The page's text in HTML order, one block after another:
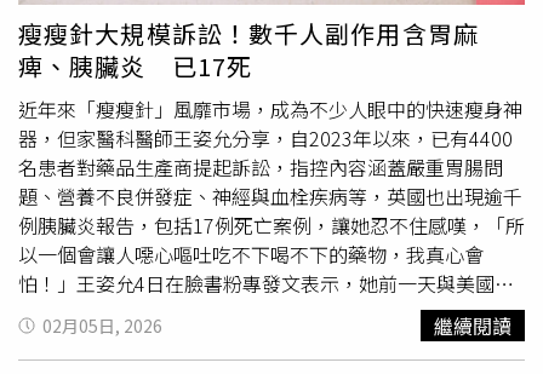
至於肺部疾病患者，在咳嗽甚至是呼吸困難，肺癌或是肺結
核則多有咳嗽，皆需要使用Ｘ光或是肺功能檢查肺活量來確
認。心血管：心臟及大動脈、肺動脈心血管的疾病大多數患
者都有三高疾病（血壓、血糖、血脂高），也是大家較為害
怕的狀況，洪毓棋指出，心血管疾病造成的胸痛，可以分為
下列幾種情形心肌梗塞或狹窄：主要為左胸口到左臂有胸悶
壓迫感、綁綁地、擠壓感（不太是痛的感覺），最主要是在
運動或勞動時產生（或是在半夜，清晨休息時突然發作則與
運動無關），合併有噁心盜汗的感覺，休息一下會緩解。心
臟方面得安排許多檢查才能確認到底是哪種問題，較為基本
的檢查為：抽血檢測心肌酵素、心電圖、Ｘ光、心臟超音
波、跑步心電圖；是否需要進一步的檢查，如：核子醫學心
瘦瘦針大規模訴訟！數千人副作用含胃麻
痺、胰臟炎 已17死
近年來「瘦瘦針」風靡市場，成為不少人眼中的快速瘦身神
器，但家醫科醫師王姿允分享，自2023年以來，已有4400
名患者對藥品生產商提起訴訟，指控內容涵蓋嚴重胃腸問
題、營養不良併發症、神經與血栓疾病等，英國也出現逾千
例胰臟炎報告，包括17例死亡案例，讓她忍不住感嘆，「所
以一個會讓人噁心嘔吐吃不下喝不下的藥物，我真心會
怕！」王姿允4日在臉書粉專發文表示，她前一天與美國醫
師討論關於「瘦瘦針」副作用的訴訟，隨著使用猛健樂的美
國人數量上升，起訴製造商的人數也在增加，根據《今日美
02月05日, 2026 繼續閱讀